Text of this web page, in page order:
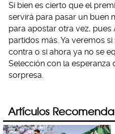
Si bien es cierto que el
servirá para pasar un buen
para apostar otra vez, pues
partidos más. Ya veremos
contra o si ahora ya no se
Selección con la esperanza
sorpresa.
Artículos